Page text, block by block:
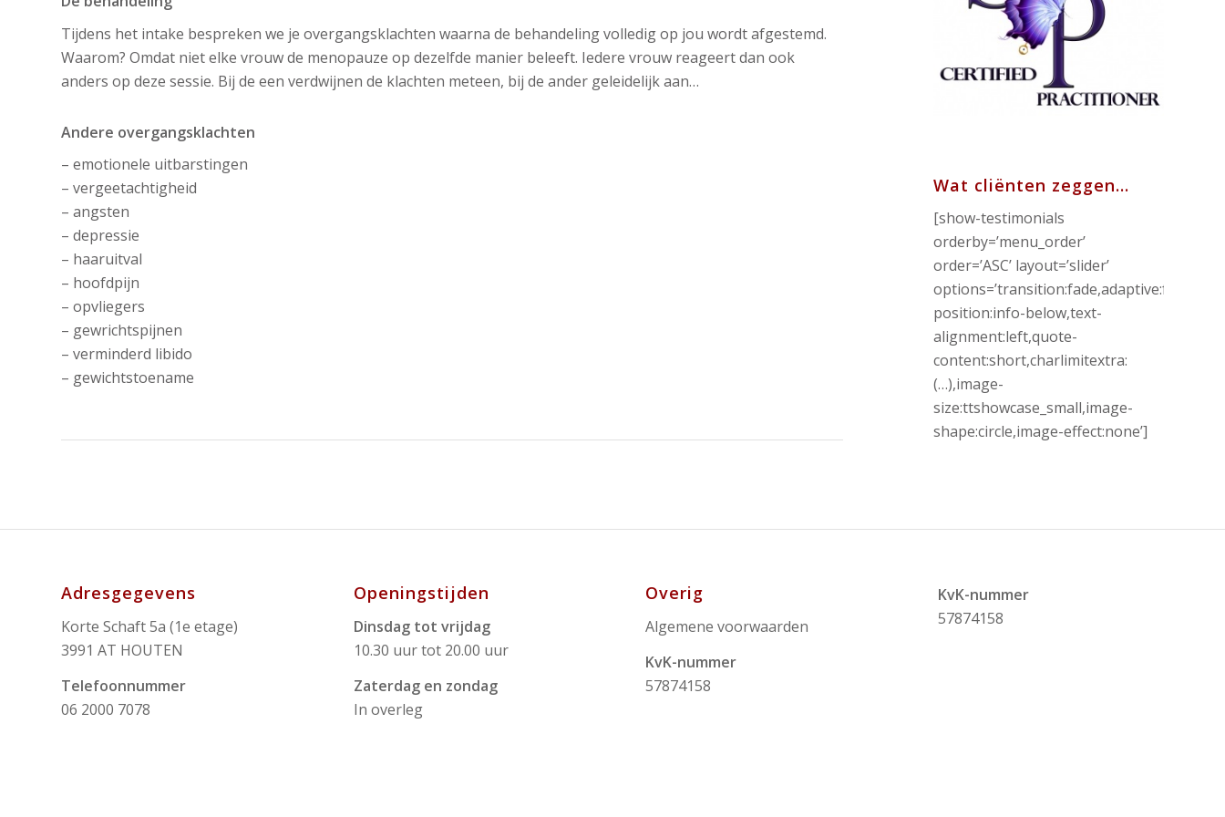
Tijdens het intake bespreken we je overgangsklachten waarna de behandeling volledig op jou wordt afgestemd.
Waarom? Omdat niet elke vrouw de menopauze op dezelfde manier beleeft. Iedere vrouw reageert dan ook
anders op deze sessie. Bij de een verdwijnen de klachten meteen, bij de ander geleidelijk aan…
Andere overgangsklachten
– emotionele uitbarstingen
– vergeetachtigheid
– angsten
– depressie
– haaruitval
– hoofdpijn
– opvliegers
– gewrichtspijnen
– verminderd libido
– gewichtstoename
Wat cliënten zeggen…
[show-testimonials
orderby=’menu_order’
order=’ASC’ layout=’slider’
position:info-below,text-
alignment:left,quote-
content:short,charlimitextra:
(…),image-
size:ttshowcase_small,image-
shape:circle,image-effect:none’]
Adresgegevens
Korte Schaft 5a (1e etage)
3991 AT HOUTEN
Telefoonnummer
06 2000 7078
Openingstijden
Dinsdag tot vrijdag
10.30 uur tot 20.00 uur
Zaterdag en zondag
In overleg
Overig
Algemene voorwaarden
KvK-nummer
57874158
KvK-nummer
57874158